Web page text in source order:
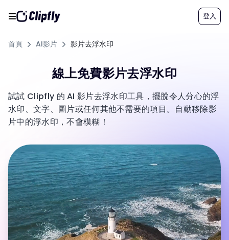
登入
首頁 AI影片 影片去浮水印
線上免費影片去浮水印
試試 Clipfly 的 AI 影片去浮水印工具，擺脫令人分心的浮
水印、文字、圖片或任何其他不需要的項目。自動移除影
片中的浮水印，不會模糊！